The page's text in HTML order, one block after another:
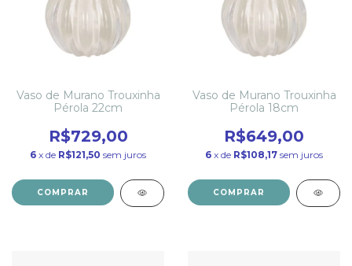
Vaso de Murano Trouxinha
Pérola 22cm
R$729,00
6 x de R$121,50 sem juros
COMPRAR
Vaso de Murano Trouxinha
Pérola 18cm
R$649,00
6 x de R$108,17 sem juros
COMPRAR